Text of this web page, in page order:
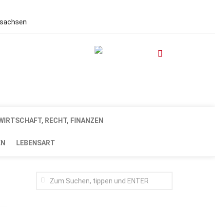
RECHT, FINANZEN
LEBENSART